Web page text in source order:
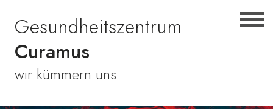
Hauptnavigation
springen
main
content
Fußzeile
springen
Gesundheitszentrum
Curamus
wir kümmern uns